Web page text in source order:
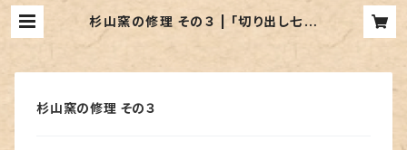
杉山窯の修理 その３ | ｢切り出し七輪
杉山窯の修理 その３